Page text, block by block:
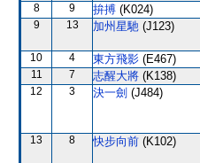
8 9 拚搏 (K024)
9 13 加州星馳 (J123)
10 4 東方飛影 (E467)
11 7 志醒大將 (K138)
12 3 決一劍 (J484)
13 8 快步向前 (K102)